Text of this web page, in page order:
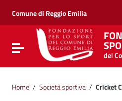
Vai al menu di navigazione
Vai al footer
Comune di Reggio Emilia
Attiva / disattiva la
del
Home / Società sportiva / Cricket